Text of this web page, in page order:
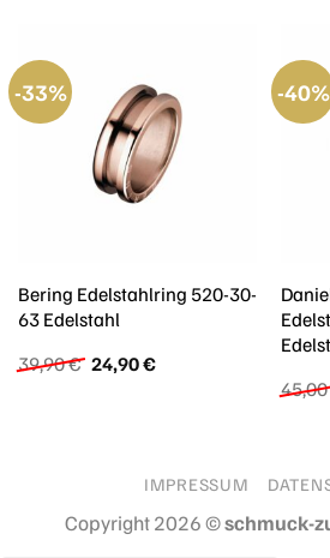
-33%
Bering Edelstahlring 520-30-
63 Edelstahl
39,90€ Ursprünglicher
Preis
24,90€Aktueller
-40%
45,00
IMPRESSUM
Copyright 2026 ©schmuck-